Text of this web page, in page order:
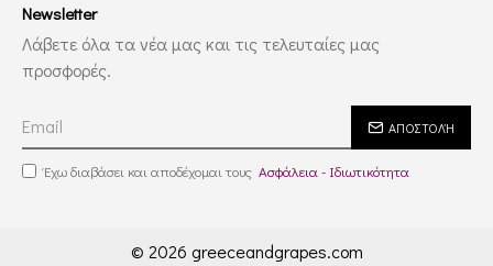
Newsletter
Λάβετε όλα τα νέα μας και τις τελευταίες μας
προσφορές.
ΑΠΟΣΤΟΛΉ
Έχω διαβάσει και αποδέχομαι τους Ασφάλεια - Ιδιωτικότητα
© 2026 greeceandgrapes.com